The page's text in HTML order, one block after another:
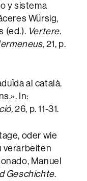
y sistema
Würsig,
(ed.). Vertere.
21, p.
al català.
In:
26, p. 11-31.
oder wie
verarbeiten
Manuel
Geschichte.